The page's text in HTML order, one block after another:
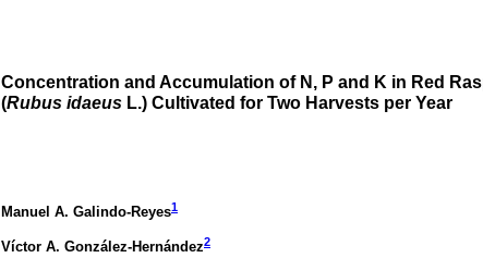
Concentration and Accumulation of N, P and K in Red
(Rubus idaeus L.) Cultivated for Two Harvests per Year
Manuel A. Galindo-Reyes1
Víctor A. González-Hernández2